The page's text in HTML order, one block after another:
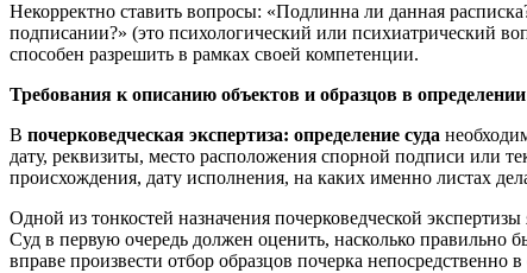
Некорректно ставить вопросы: «Подлинна ли данная
подписании?» (это психологический или психиатрический
способен разрешить в рамках своей компетенции.
Требования к описанию объектов и образцов в определении
В почерковедческая экспертиза: определение суда
дату, реквизиты, место расположения спорной подписи или
происхождения, дату исполнения, на каких именно листах
Одной из тонкостей назначения почерковедческой
Суд в первую очередь должен оценить, насколько правильно
вправе произвести отбор образцов почерка непосредственно